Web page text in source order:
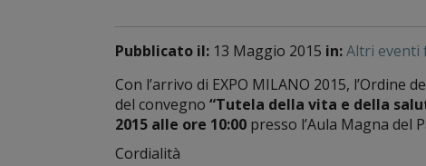
Pubblicato il: 13 Maggio 2015 in:Altri eventi
Con l’arrivo di EXPO MILANO 2015,
del convegno “Tutela della vita e della
2015 alle ore 10:00 presso l’Aula Magna del
Cordialità